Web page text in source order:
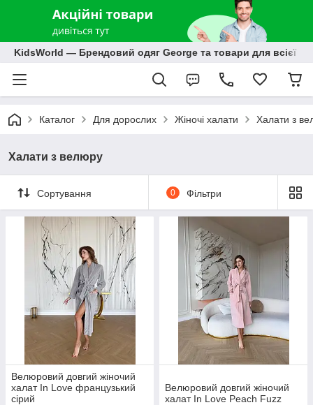
KidsWorld — Брендовий одяг George та товари для всієї
Каталог Для дорослих Жіночі халати Халати з
Халати з велюру
Сортування 0 Фільтри
Велюровий довгий жіночий
халат In Love французький
сірий
Велюровий довгий жіночий
халат In Love Peach Fuzz